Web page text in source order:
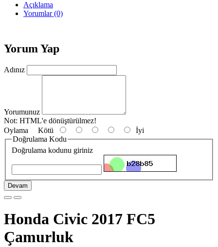
Açıklama
Yorumlar (0)
Yorum Yap
Adınız
Yorumunuz
Not: HTML'e dönüştürülmez!
Oylama Kötü
İyi
Doğrulama Kodu
Doğrulama kodunu giriniz
Devam
Honda Civic 2017 FC5
Çamurluk